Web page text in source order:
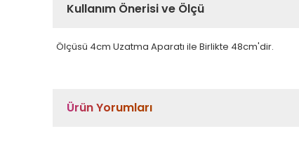
Kullanım Önerisi ve Ölçü
Ölçüsü 4cm Uzatma Aparatı ile Birlikte 48cm'dir.
Ürün Yorumları